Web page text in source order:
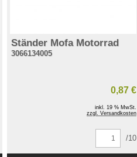
Ständer Mofa Motorrad
3066134005
0,87 €
inkl. 19 % MwSt.
zzgl. Versandkosten
/10